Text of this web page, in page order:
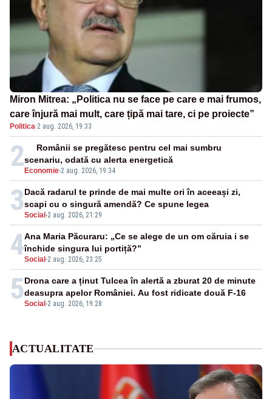
Miron Mitrea: „Politica nu se face pe care e mai frumos,
care înjură mai mult, care țipă mai tare, ci pe proiecte”
Politica·2 aug. 2026, 19:33
2 Economie-2 aug. 2026, 19:34
Românii se pregătesc pentru cel mai sumbru
scenariu, odată cu alerta energetică
3Social -2 aug. 2026, 21:29
Dacă radarul te prinde de mai multe ori în aceeași zi,
scapi cu o singură amendă? Ce spune legea
4Social -2 aug. 2026, 23:25
Ana Maria Păcuraru: „Ce se alege de un om căruia i se
închide singura lui portiță?”
5Social -2 aug. 2026, 19:28
Drona care a ținut Tulcea în alertă a zburat 20 de minute
deasupra apelor României. Au fost ridicate două F-16
ACTUALITATE